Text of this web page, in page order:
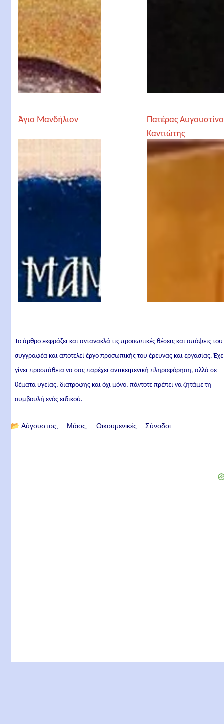
Άγιο Μανδήλιον
Πατέρας
Καντιώτης
Μητροπολίτης
Φλωρίνης
Το άρθρο εκφράζει και αντανακλά τις προσωπικές θέσεις και απόψεις του
συγγραφέα και αποτελεί έργο προσωπικής του έρευνας και εργασίας.
γίνει προσπάθεια να σας παρέχει αντικειμενική πληροφόρηση, αλλά σε
θέματα υγείας, διατροφής και όχι μόνο, πάντοτε πρέπει να ζητάμε τη
συμβουλή ενός ειδικού.
📂 Αύγουστος Μάιος Οικουμενικές Σύνοδοι